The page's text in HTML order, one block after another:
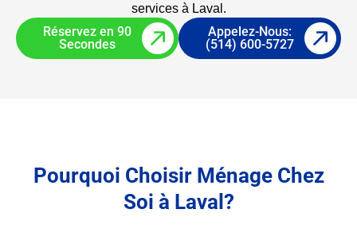
services à Laval.
Réservez en 90
Secondes
Appelez-Nous:
(514) 600-5727
Pourquoi Choisir Ménage Chez
Soi à Laval?